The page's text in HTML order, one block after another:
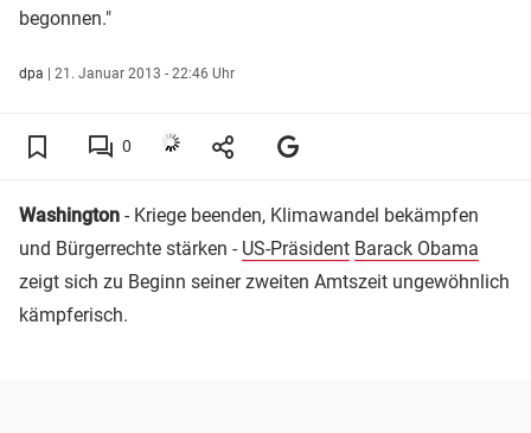
begonnen."
dpa | 21. Januar 2013 - 22:46 Uhr
0
Washington - Kriege beenden, Klimawandel bekämpfen
und Bürgerrechte stärken - US-Präsident Barack Obama
zeigt sich zu Beginn seiner zweiten Amtszeit ungewöhnlich
kämpferisch.